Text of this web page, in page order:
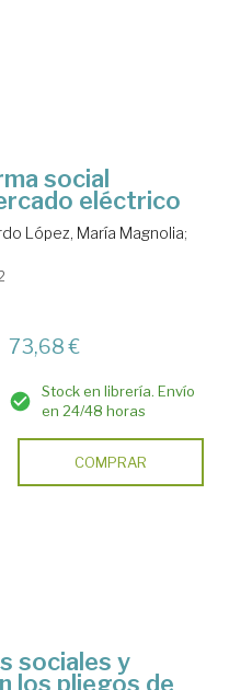
social
eléctrico
López, María Magnolia;
73,68 €
Stock en librería. Envío
en 24/48 horas
COMPRAR
sociales y
los pliegos de